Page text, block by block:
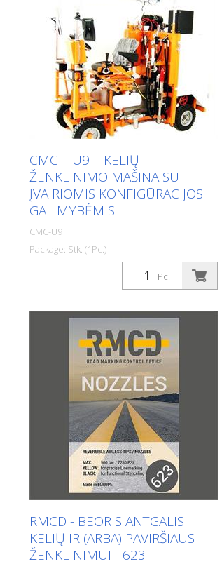
CMC – U9 – KELIŲ
ŽENKLINIMO MAŠINA SU
ĮVAIRIOMIS KONFIGŪRACIJOS
GALIMYBĖMIS
CMC-U9
Package: Stk. (1Pc.)
Savaeigė sėdimoji „Airless“ mašina,
skirta darbams, kuriuose būtina
užtikrinti didelę dažų talpą, aukštą
ženklinimo našumą ir stabilumą,
naudojant kompaktišką 4 ratų
sėdimąją mašiną. Ši savaeigė sėdimoji
ženklinimo mašina su hidrauline
pavara gali būti konfigūruojama pagal
individualius poreikius. Dėl
kompaktiškos konstrukcijos ši
manevringa kelio ženklinimo mašina
yra idealus sprendimas bet kokiems
(net ir didelio masto) ženklinimo
darbams miesto teritorijoje. Benzininis
akumuliatoriui įkrauti - išcentrinis
diskas Žibintai, posūkio signalai ir
apšvietimo žibintai Hidraulinė pavara
Pc.
RMCD - BEORIS ANTGALIS
KELIŲ IR (ARBA) PAVIRŠIAUS
ŽENKLINIMUI - 623